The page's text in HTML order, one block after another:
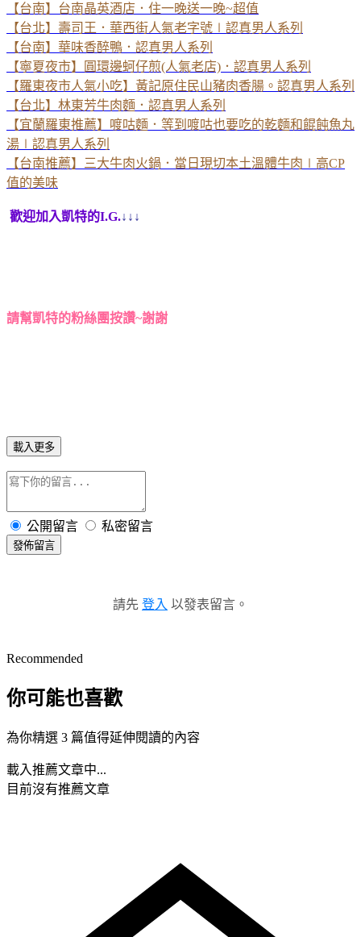
【台南】台南晶英酒店．住一晚送一晚~超值
【台北】壽司王．華西街人氣老字號∣認真男人系列
【台南】華味香醉鴨．認真男人系列
【寧夏夜市】圓環邊蚵仔煎(人氣老店)．認真男人系列
【羅東夜市人氣小吃】黃記原住民山豬肉香腸。認真男人系列
【台北】林東芳牛肉麵．認真男人系列
【宜蘭羅東推薦】喥咕麵．等到喥咕也要吃的乾麵和餛飩魚丸
湯∣認真男人系列
【台南推薦】三大牛肉火鍋．當日現切本土溫體牛肉∣高CP
值的美味
歡迎加入凱特的I.G.↓↓↓
請幫凱特的粉絲團按讚~謝謝
載入更多
公開留言 私密留言
發佈留言
請先 登入 以發表留言。
Recommended
你可能也喜歡
為你精選 3 篇值得延伸閱讀的內容
載入推薦文章中...
目前沒有推薦文章